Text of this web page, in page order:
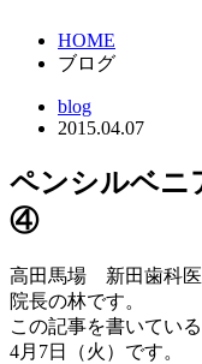
HOME
ブログ
blog
2015.04.07
ペンシルベニ
④
高田馬場 新田歯科
院長の林です。
この記事を書いてい
4月7日（火）です。